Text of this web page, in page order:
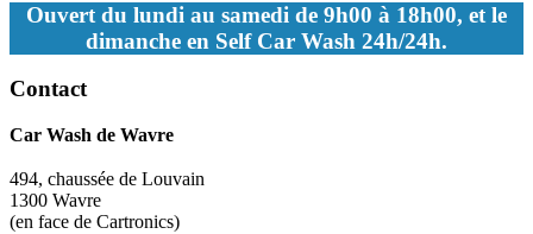
Ouvert du lundi au samedi de 9h00 à 18h00, et le
dimanche en Self Car Wash 24h/24h.
Contact
Car Wash de Wavre
494, chaussée de Louvain
1300 Wavre
(en face de Cartronics)